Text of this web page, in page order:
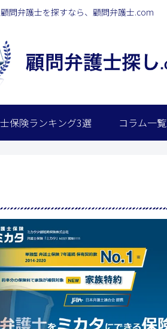
顧問弁護士を探すなら、顧問弁護士.com
保険ランキング3選 コラム一覧